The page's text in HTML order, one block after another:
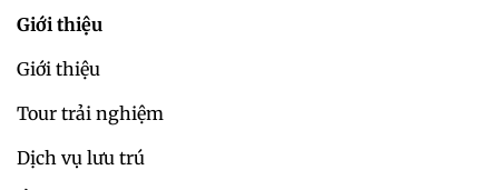
Giới thiệu
Giới thiệu
Tour trải nghiệm
Dịch vụ lưu trú